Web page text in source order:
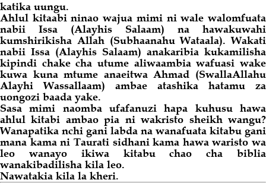
Mapishi
katika uungu.
Ahlul kitaabi ninao wajua mimi ni wale walomfuata
nabii Issa (Alayhis Salaam) na hawakuwahi
kumshirikisha Allah (Subhaanahu Wataala). Wakati
nabii Issa (Alayhis Salaam) anakaribia kukamilisha
kipindi chake cha utume aliwaambia wafuasi wake
kuwa kuna mtume anaeitwa Ahmad (SwallaAllahu
Alayhi Wassallaam) ambae atashika hatamu za
uongozi baada yake.
Sasa mimi naomba ufafanuzi hapa kuhusu hawa
ahlul kitabi ambao pia ni wakristo sheikh wangu?
Wanapatika nchi gani labda na wanafuata kitabu gani
mana kama ni Taurati sidhanikama hawa waristo wa
leo wanayo ikiwa kitabu chao cha biblia
wanakibadilisha kila leo.
Nawatakia kila la kheri.